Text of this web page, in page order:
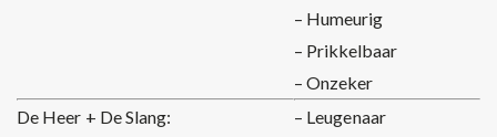
– Humeurig
– Prikkelbaar
– Onzeker
De Heer + De Slang:
– Leugenaar